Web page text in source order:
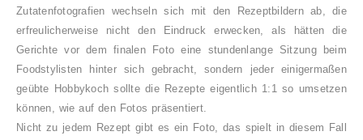
Zutatenfotografien wechseln sich mit den Rezeptbildern ab, die
erfreulicherweise nicht den Eindruck erwecken, als hätten die
Gerichte vor dem finalen Foto eine stundenlange Sitzung beim
Foodstylisten hinter sich gebracht, sondern jeder einigermaßen
geübte Hobbykoch sollte die Rezepte eigentlich 1:1 so umsetzen
können, wie auf den Fotos präsentiert.
Nicht zu jedem Rezept gibt es ein Foto, das spielt in diesem Fall